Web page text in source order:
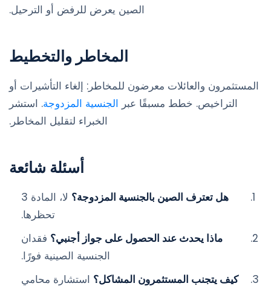
الصين يعرض للرفض أو الترحيل.
المخاطر والتخطيط
المستثمرون والعائلات معرضون للمخاطر: إلغاء التأشيرات أو
التراخيص. خطط مسبقًا عبر الجنسية المزدوجة. استشر
الخبراء لتقليل المخاطر.
أسئلة شائعة
هل تعترف الصين بالجنسية المزدوجة؟
لا، المادة 3
تحظرها.
ماذا يحدث عند الحصول على جواز أجنبي؟ فقدان
الجنسية الصينية فورًا.
كيف يتجنب المستثمرون المشاكل؟ استشارة محامي